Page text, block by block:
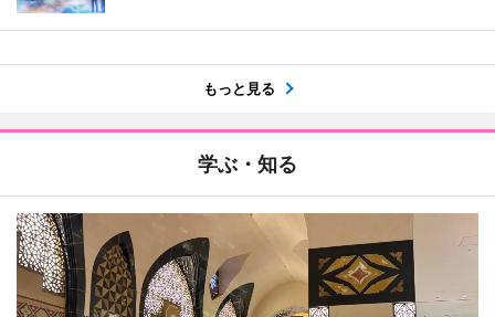
もっと見る
学ぶ・知る